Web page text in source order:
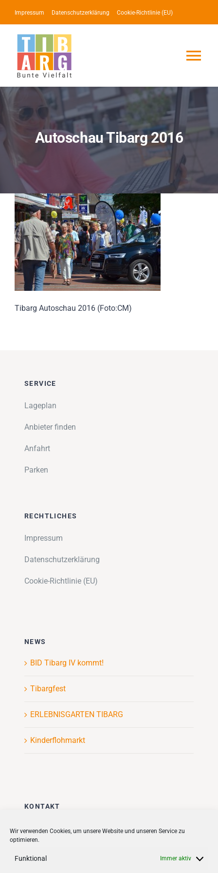
Wir verwenden Cookies, um unsere Website und unseren Service zu
optimieren.
Funktional Immer aktiv
Inhalt
springen
Impressum Datenschutzerklärung Cookie-Richtlinie (EU)
Lotse
Service
Events
Impressionen
Über uns
SUCHE
Autoschau Tibarg 2016
Tibarg Autoschau 2016 (Foto:CM)
SERVICE
Lageplan
Anbieter finden
Anfahrt
Parken
RECHTLICHES
Impressum
Datenschutzerklärung
Cookie-Richtlinie (EU)
NEWS
BID Tibarg IV kommt!
Tibargfest
ERLEBNISGARTEN TIBARG
Kinderflohmarkt
KONTAKT
Stadt + Handel City- und
Quartiersmanagement